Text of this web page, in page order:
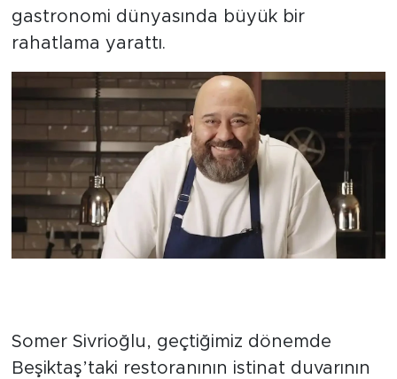
gastronomi dünyasında büyük bir
rahatlama yarattı.
Somer Sivrioğlu, geçtiğimiz dönemde
Beşiktaş’taki restoranının istinat duvarının